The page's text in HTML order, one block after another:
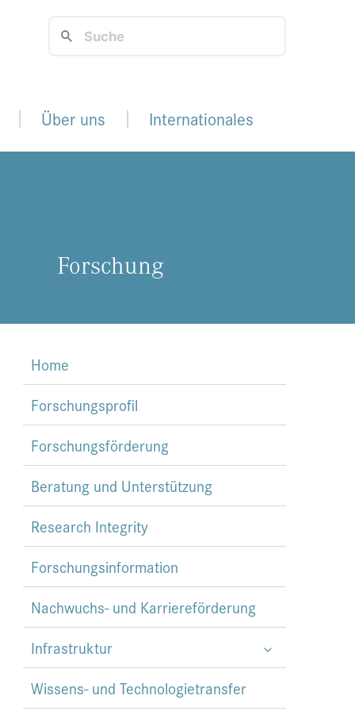
Über uns Internationales
For­schung
Home
Forschungsprofil
Forschungsförderung
Beratung und Unterstützung
Research Integrity
Forschungsinformation
Nachwuchs- und Karriereförderung
Infrastruktur
Wissens- und Technologietransfer